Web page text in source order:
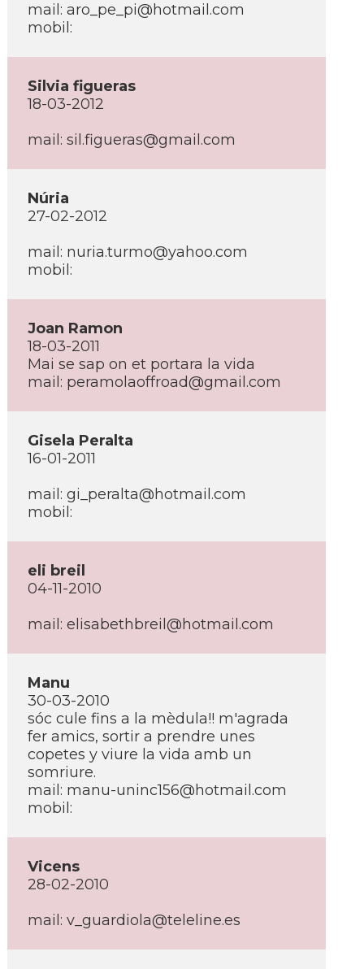
mail: aro_pe_pi@hotmail.com
mobil:
Silvia figueras
18-03-2012
mail: sil.figueras@gmail.com
Núria
27-02-2012
mail: nuria.turmo@yahoo.com
mobil:
Joan Ramon
18-03-2011
Mai se sap on et portara la vida
mail: peramolaoffroad@gmail.com
Gisela Peralta
16-01-2011
mail: gi_peralta@hotmail.com
mobil:
eli breil
04-11-2010
mail: elisabethbreil@hotmail.com
Manu
30-03-2010
sóc cule fins a la mèdula!! m'agrada
fer amics, sortir a prendre unes
copetes y viure la vida amb un
somriure.
mail: manu-uninc156@hotmail.com
mobil:
Vicens
28-02-2010
mail: v_guardiola@teleline.es